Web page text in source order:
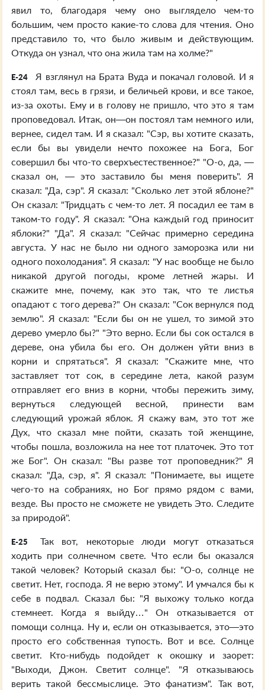
явил то, благодаря чему оно выглядело чем-то
большим, чем просто какие-то слова для чтения. Оно
представило то, что было живым и действующим.
Откуда он узнал, что она жила там на холме?"
E-24
Я взглянул на Брата Вуда и покачал головой. И я
стоял там, весь в грязи, и беличьей крови, и все такое,
из-за охоты. Ему и в голову не пришло, что это я там
проповедовал. Итак, он—он постоял там немного или,
вернее, сидел там. И я сказал: "Сэр, вы хотите сказать,
если бы вы увидели нечто похожее на Бога, Бог
совершил бы что-то сверхъестественное?" "О-о, да, —
сказал он, — это заставило бы меня поверить". Я
сказал: "Да, сэр". Я сказал: "Сколько лет этой яблоне?"
Он сказал: "Тридцать с чем-то лет. Я посадил ее там в
таком-то году". Я сказал: "Она каждый год приносит
яблоки?" "Да". Я сказал: "Сейчас примерно середина
августа. У нас не было ни одного заморозка или ни
одного похолодания". Я сказал: "У нас вообще не было
никакой другой погоды, кроме летней жары. И
скажите мне, почему, как это так, что те листья
опадают с того дерева?" Он сказал: "Сок вернулся под
землю". Я сказал: "Если бы он не ушел, то зимой это
дерево умерло бы?" "Это верно. Если бы сок остался в
дереве, она убила бы его. Он должен уйти вниз в
корни и спрятаться". Я сказал: "Скажите мне, что
заставляет тот сок, в середине лета, какой разум
отправляет его вниз в корни, чтобы пережить зиму,
вернуться следующей весной, принести вам
следующий урожай яблок. Я скажу вам, это тот же
Дух, что сказал мне пойти, сказать той женщине,
чтобы пошла, возложила на нее тот платочек. Это тот
же Бог". Он сказал: "Вы разве тот проповедник?" Я
сказал: "Да, сэр, я". Я сказал: "Понимаете, вы ищете
чего-то на собраниях, но Бог прямо рядом с вами,
везде. Вы просто не сможете не увидеть Это. Следите
за природой".
E-25
Так вот, некоторые люди могут отказаться
ходить при солнечном свете. Что если бы оказался
такой человек? Который сказал бы: "О-о, солнце не
светит. Нет, господа. Я не верю этому". И умчался бы к
себе в подвал. Сказал бы: "Я выхожу только когда
стемнеет. Когда я выйду…" Он отказывается от
помощи солнца. Ну и, если он отказывается, это—это
просто его собственная тупость. Вот и все. Солнце
светит. Кто-нибудь подойдет к окошку и заорет:
"Выходи, Джон. Светит солнце". "Я отказываюсь
верить такой бессмыслице. Это фанатизм". Так вот,